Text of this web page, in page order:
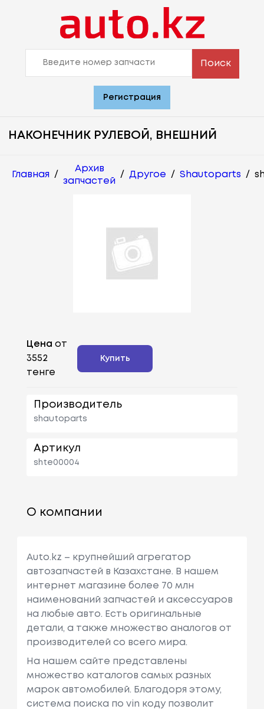
Поиск
Регистрация
НАКОНЕЧНИК РУЛЕВОЙ, ВНЕШНИЙ
Главная /
Архив
запчастей
/ Другое / Shautoparts /
Цена от
3552
тенге
Купить
Производитель
shautoparts
Артикул
shte00004
О компании
Auto.kz – крупнейший агрегатор
автозапчастей в Казахстане. В нашем
интернет магазине более 70 млн
наименований запчастей и аксессуаров
на любые авто. Есть оригинальные
детали, а также множество аналогов от
производителей со всего мира.
На нашем сайте представлены
множество каталогов самых разных
марок автомобилей. Благодоря этому,
система поиска по vin коду позволит